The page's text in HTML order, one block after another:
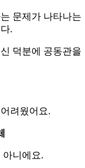
문제가 나타나는
.
덕분에 공동관을
려웠어요.
아니에요.